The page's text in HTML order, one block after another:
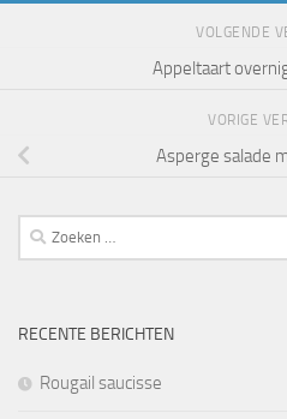
VOLGENDE
Appeltaart
VORIGE
Asperge salade
Zoeken
naar:
RECENTE BERICHTEN
Rougail saucisse